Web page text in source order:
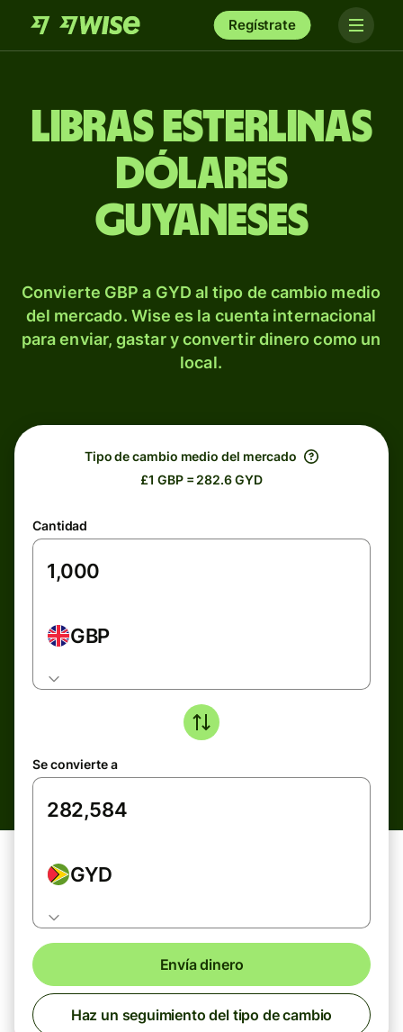
Regístrate
Libras esterlinas
dólares
guyaneses
Convierte GBP a GYD al tipo de cambio medio
del mercado. Wise es la cuenta internacional
para enviar, gastar y convertir dinero como un
local.
Tipo de cambio medio del mercado
£1 GBP = 282.6 GYD
Cantidad
GBP
Se convierte a
GYD
Envía dinero
Haz un seguimiento del tipo de cambio